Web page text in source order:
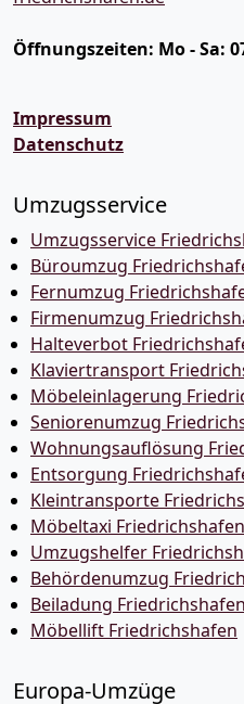
Öffnungszeiten: Mo - Sa:
Impressum
Datenschutz
Umzugsservice
Umzugsservice
Büroumzug
Fernumzug
Firmenumzug
Halteverbot
Klaviertransport
Möbeleinlagerung
Seniorenumzug
Wohnungsauflösung
Entsorgung
Kleintransporte
Möbeltaxi Friedrichshafen
Umzugshelfer
Behördenumzug
Beiladung Friedrichshafen
Möbellift Friedrichshafen
Europa-Umzüge